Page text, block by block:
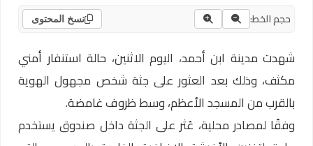
حجم الخط: نسخ المحتوى
شهدت مدينة ابن أحمد، اليوم الاثنين، حالة استنفار أمني
مكثف، وذلك بعد العثور على جثة شخص مجهول الهوية
بالقرب من المسجد الأعظم، وسط ظروف غامضة.
وفقًا لمصادر محلية، عُثر على الجثة داخل صندوق يستخدم